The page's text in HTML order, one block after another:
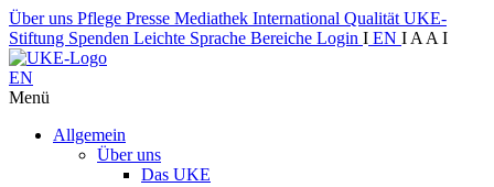
Über uns Pflege Presse Mediathek International Qualität UKE-
Stiftung Spenden Leichte Sprache Bereiche Login I EN I A A I
EN
Menü
Allgemein
Über uns
Das UKE